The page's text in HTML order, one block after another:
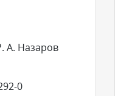
А. Назаров
0